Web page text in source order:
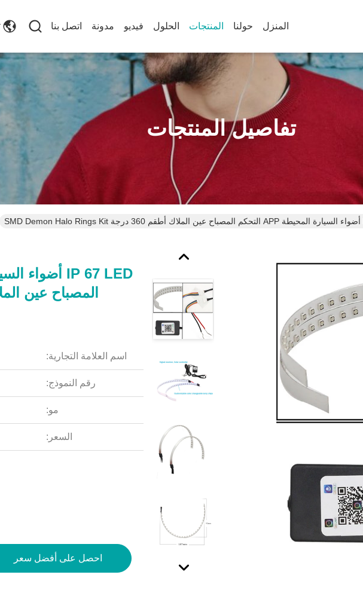
المنزل حولنا المنتجات الحلول فيديو مدونة اتصل بنا
تفاصيل المنتجات
اسم العلامة التجارية:
رقم النموذج:
مو:
السعر:
احصل على أفضل سعر